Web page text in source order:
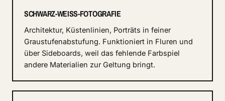
SCHWARZ-WEISS-FOTOGRAFIE
Architektur, Küstenlinien, Porträts in feiner
Graustufenabstufung. Funktioniert in Fluren und
über Sideboards, weil das fehlende Farbspiel
andere Materialien zur Geltung bringt.